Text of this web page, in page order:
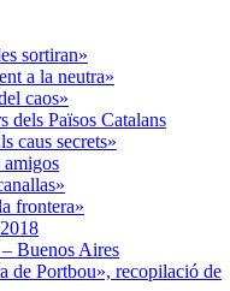
sortiran»
a la neutra»
caos»
dels Països Catalans
caus secrets»
frontera»
Buenos Aires
de Portbou», recopilació de